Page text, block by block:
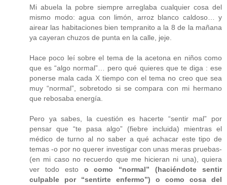
Mi abuela la pobre siempre arreglaba cualquier cosa del
mismo modo: agua con limón, arroz blanco caldoso… y
airear las habitaciones bien tempranito a la 8 de la mañana
ya cayeran chuzos de punta en la calle, jeje.
Hace poco leí sobre el tema de la acetona en niños como
que es “algo normal”… pero qué quieres que te diga : ese
ponerse mala cada X tiempo con el tema no creo que sea
muy “normal”, sobretodo si se compara con mi hermano
que rebosaba energía.
Pero ya sabes, la cuestión es hacerte “sentir mal” por
pensar que “te pasa algo” (fiebre incluida) mientras el
médico de turno al no saber a qué achacar este tipo de
temas -o por no querer investigar con unas meras pruebas-
(en mi caso no recuerdo que me hicieran ni una), quiera
ver todo esto o como “normal” (haciéndote sentir
culpable por “sentirte enfermo”) o como cosa del